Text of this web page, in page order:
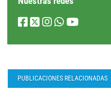
PUBLICACIONES RELACIONADAS